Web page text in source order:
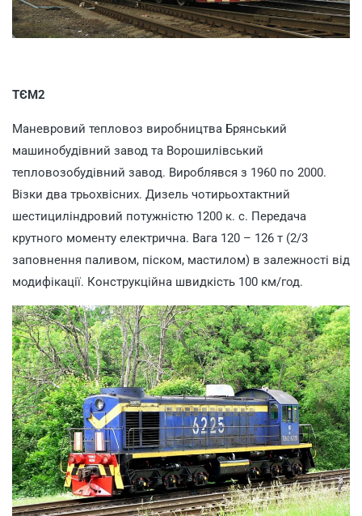
ТЄМ2
Маневровий тепловоз виробництва Брянський
машинобудівний завод та Ворошилівський
тепловозобудівний завод. Вироблявся з 1960 по 2000.
Візки два трьохвісних. Дизель чотирьохтактний
шестициліндровий потужністю 1200 к. с. Передача
крутного моменту електрична. Вага 120 – 126 т (2/3
заповнення паливом, піском, мастилом) в залежності від
модифікації. Конструкційна швидкість 100 км/год.